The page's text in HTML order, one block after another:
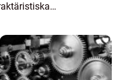
huvudsa...